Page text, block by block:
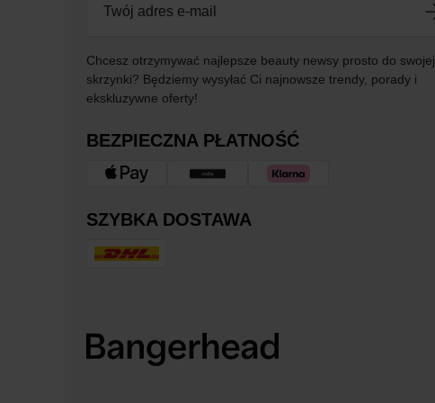
Chcesz otrzymywać najlepsze beauty newsy prosto do swojej
skrzynki? Będziemy wysyłać Ci najnowsze trendy, porady i
ekskluzywne oferty!
BEZPIECZNA PŁATNOŚĆ
SZYBKA DOSTAWA